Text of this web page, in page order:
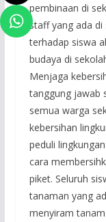
pembinaan di
staff yang ada
terhadap siswa
budaya di
Menjaga
tanggung jawab
semua warga
kebersihan
peduli
cara
piket. Seluruh
tanaman yang
menyiram